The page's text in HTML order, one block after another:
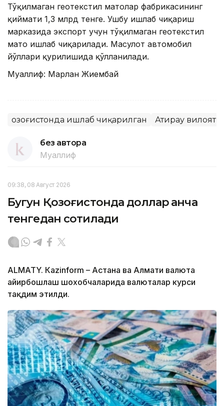
Тўқилмаган геотекстил матолар фабрикасининг
қиймати 1,3 млрд тенге. Ушбу ишлаб чиқариш
марказида экспорт учун тўқилмаган геотекстил
мато ишлаб чиқарилади. Маҳсулот автомобил
йўллари қурилишида қўлланилади.
Муаллиф: Марлан Жиембай
Қозоғистонда ишлаб чиқарилган Атирау вилояти
без автора
Муаллиф
09:38, 08 Август 2026
Бугун Қозоғистонда доллар қанча
тенгедан сотилади
ALMATY. Кazinform – Астана ва Алмати валюта
айирбошлаш шохобчаларида валюталар курси
тақдим этилди.